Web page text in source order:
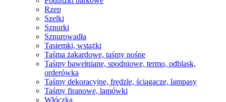
Rzep
Szelki
Sznurki
Sznurowadła
Tasiemki, wstążki
Taśma żakardowe, taśmy nośne
Taśmy bawełniane, spodniowe, termo, odblask,
orderówka
Taśmy dekoracyjne, frędzle, ściągacze, lampasy
Taśmy firanowe, lamówki
Włóczka